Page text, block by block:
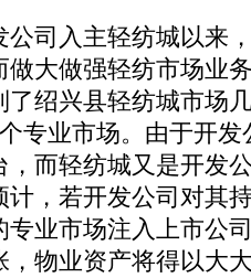
司入主轻纺城以来
大做强轻纺市场业
绍兴县轻纺城市场
专业市场。由于开
而轻纺城又是开发
，若开发公司对其
业市场注入上市公
物业资产将得以大